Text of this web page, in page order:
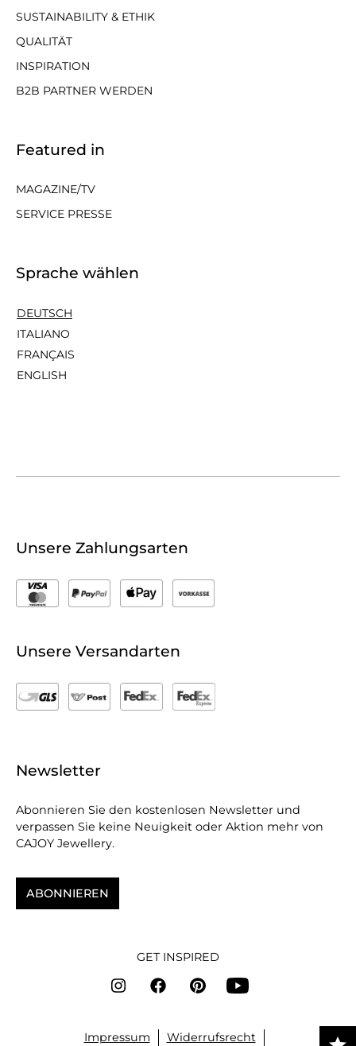
SUSTAINABILITY & ETHIK
QUALITÄT
INSPIRATION
B2B PARTNER WERDEN
Featured in
MAGAZINE/TV
SERVICE PRESSE
Sprache wählen
DEUTSCH
ITALIANO
FRANÇAIS
ENGLISH
Unsere Zahlungsarten
Unsere Versandarten
Newsletter
Abonnieren Sie den kostenlosen Newsletter und
verpassen Sie keine Neuigkeit oder Aktion mehr von
CAJOY Jewellery.
ABONNIEREN
GET INSPIRED
Impressum Widerrufsrecht